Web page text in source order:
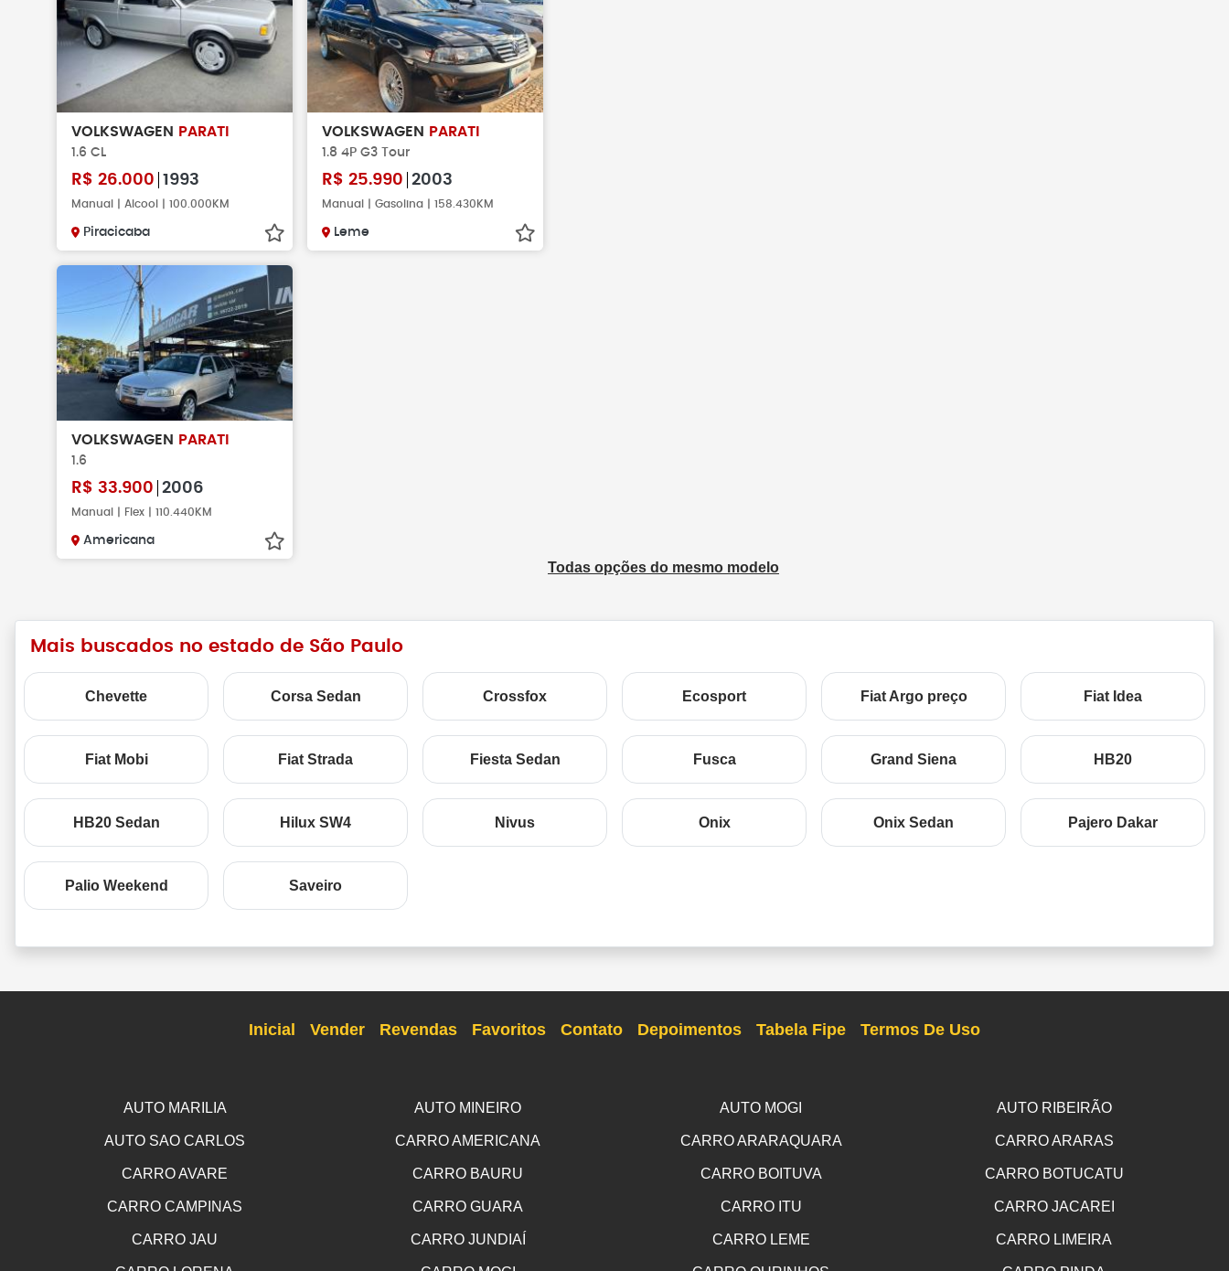
VOLKSWAGEN PARATI
1.6 CL
R$ 26.000 1993
Manual | Alcool | 100.000KM
Piracicaba
VOLKSWAGEN PARATI
1.8 4P G3 Tour
R$ 25.990 2003
Manual | Gasolina | 158.430KM
Leme
VOLKSWAGEN PARATI
1.6
R$ 33.900 2006
Manual | Flex | 110.440KM
Americana
Todas opções do mesmo modelo
Mais buscados no estado de São Paulo
Chevette Corsa Sedan Crossfox Ecosport Fiat Argo preço Fiat Idea
Fiat Mobi Fiat Strada Fiesta Sedan Fusca Grand Siena HB20
HB20 Sedan Hilux SW4 Nivus Onix Onix Sedan Pajero Dakar
Palio Weekend Saveiro
Inicial Vender Revendas Favoritos Contato Depoimentos Tabela Fipe Termos De Uso
AUTO MARILIA AUTO MINEIRO AUTO MOGI AUTO RIBEIRÃO
AUTO SAO CARLOS CARRO AMERICANA CARRO ARARAQUARA CARRO ARARAS
CARRO AVARE CARRO BAURU CARRO BOITUVA CARRO BOTUCATU
CARRO CAMPINAS CARRO GUARA CARRO ITU CARRO JACAREI
CARRO JAU CARRO JUNDIAÍ CARRO LEME CARRO LIMEIRA